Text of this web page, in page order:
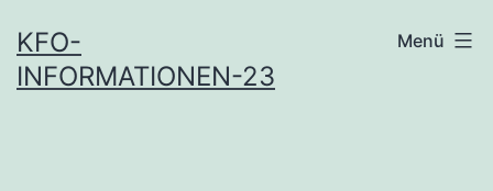
Inhalt
springen
KFO-
INFORMATIONEN-23
Menü